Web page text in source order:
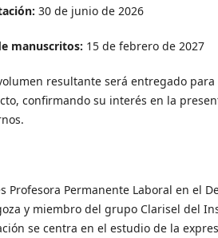
30 de junio de 2026
manuscritos: 15 de febrero de 2027
resultante será entregado para
confirmando su interés en la
Profesora Permanente Laboral en el
y miembro del grupo Clarisel del
se centra en el estudio de la